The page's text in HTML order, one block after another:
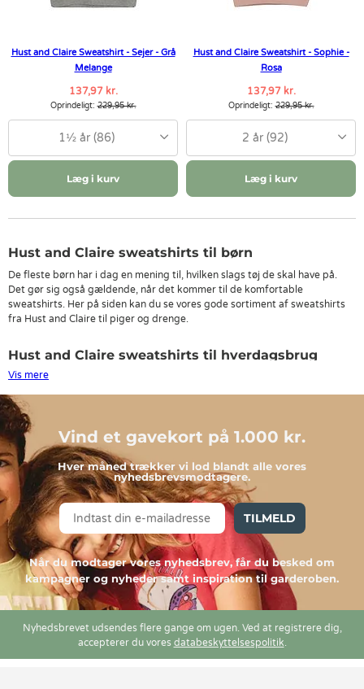
Hust and Claire Sweatshirt - Sejer - Grå
Melange
137,97 kr.
Oprindeligt:229,95 kr.
1½ år (86)
Læg i kurv
Hust and Claire Sweatshirt - Sophie -
Rosa
137,97 kr.
Oprindeligt:229,95 kr.
2 år (92)
Læg i kurv
Hust and Claire sweatshirts til børn
De fleste børn har i dag en mening til, hvilken slags tøj de skal have på.
Det gør sig også gældende, når det kommer til de komfortable
sweatshirts. Her på siden kan du se vores gode sortiment af sweatshirts
fra Hust and Claire til piger og drenge.
Hust and Claire sweatshirts til hverdagsbrug
De forskellige sweatshirts fra Hust and Claire kan bruges til langt de
Claire sweatshirts i i garderoben.
Vis mere
Vind et gavekort på 1.000 kr.
Hver måned trækker vi lod blandt alle vores
nyhedsbrevsmodtagere.
TILMELD
Når du modtager vores nyhedsbrev, får du besked om
kampagner og nyheder samt inspiration til garderoben.
Nyhedsbrevet udsendes flere gange om ugen. Ved at registrere dig,
accepterer du vores databeskyttelsespolitik.